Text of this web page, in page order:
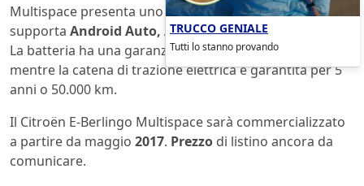
Multispace presenta uno schermo da 7 pollici che
supporta Android Auto, Apple CarPlayeMirrorLink
La batteria ha una garanzia di 8 anni o 100.000 Km
mentre la catena di trazione elettrica è garantita per 5
anni o 50.000 km.
Il Citroën E-Berlingo Multispace sarà commercializzato
a partire da maggio 2017. Prezzo di listino ancora da
comunicare.
TRUCCO GENIALE
Tutti lo stanno provando